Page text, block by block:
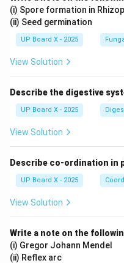
(i) Spore formation in
(ii) Seed germination
UP Board X - 2025
View Solution
Describe the digestive
UP Board X - 2025
View Solution
Describe co-ordination in
UP Board X - 2025
View Solution
Write a note on the
(i) Gregor Johann Mendel
(ii) Reflex arc